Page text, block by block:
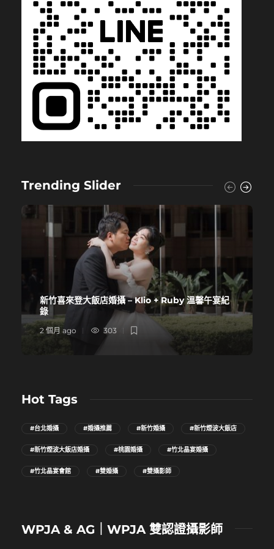
Trending Slider
新竹喜來登大飯店婚攝 – Klio + Ruby 溫馨午宴紀
錄
2 個月 ago 303
Hot Tags
#台北婚攝 #婚攝推薦 #新竹婚攝 #新竹煙波大飯店
#新竹煙波大飯店婚攝 #桃園婚攝 #竹北晶宴婚攝
#竹北晶宴會館 #雙婚攝 #雙攝影師
WPJA & AG｜WPJA 雙認證攝影師